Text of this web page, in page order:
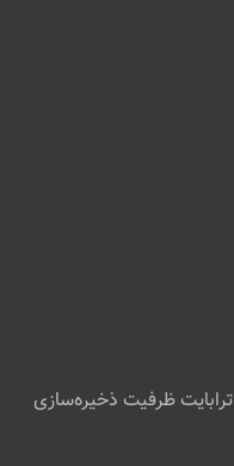
این کارت حافظه کوچک ۴ ترابایت ظرفیت ذخیره‌سازی